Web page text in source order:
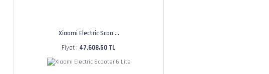
Xiaomi Electric Scoo ...
Fiyat : 47.608,50 TL